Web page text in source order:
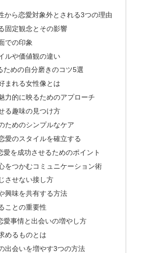
から恋愛対象外とされる3つの理由
固定観念とその影響
での印象
ルや価値観の違い
ための自分磨きのコツ5選
まれる女性像とは
力的に映るためのアプローチ
る趣味の見つけ方
ためのシンプルなケア
愛のスタイルを確立する
愛を成功させるためのポイント
をつかむコミュニケーション術
させない接し方
興味を共有する方法
ことの重要性
愛事情と出会いの増やし方
めるものとは
出会いを増やす3つの方法